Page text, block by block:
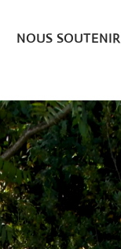
NOUS SOUTENIR